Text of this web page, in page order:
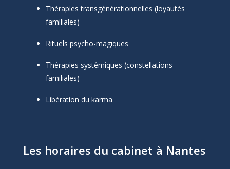
Thérapies transgénérationnelles (loyautés
familiales)
Rituels psycho-magiques
Thérapies systémiques (constellations
familiales)
Libération du karma
Les horaires du cabinet à Nantes